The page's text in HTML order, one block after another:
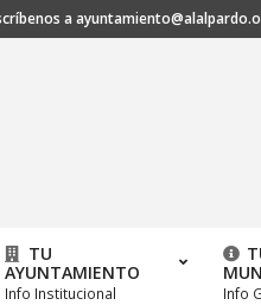
a ayuntamiento@alalpardo.org
TU
AYUNTAMIENTO
Info Institucional Info